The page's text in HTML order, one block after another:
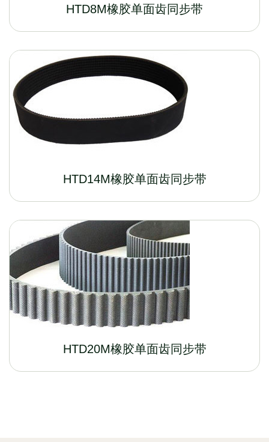
HTD8M橡胶单面齿同步带
HTD14M橡胶单面齿同步带
HTD20M橡胶单面齿同步带